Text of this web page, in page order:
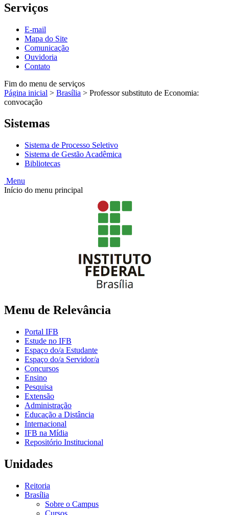
Serviços
E-mail
Mapa do Site
Comunicação
Ouvidoria
Contato
Fim do menu de serviços
Página inicial > Brasília > Professor substituto de Economia:
convocação
Sistemas
Sistema de Processo Seletivo
Sistema de Gestão Acadêmica
Bibliotecas
Menu
Início do menu principal
Menu de Relevância
Portal IFB
Estude no IFB
Espaço do/a Estudante
Espaço do/a Servidor/a
Concursos
Ensino
Pesquisa
Extensão
Administração
Educação a Distância
Internacional
IFB na Mídia
Repositório Institucional
Unidades
Reitoria
Brasília
Sobre o Campus
Cursos